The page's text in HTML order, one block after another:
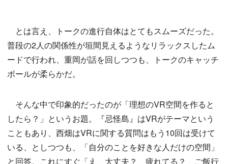
とは言え、トークの進行自体はとてもスムーズだった。
普段の2人の関係性が垣間見えるようなリラックスしたム
ードで行われ、重岡が話を回しつつも、トークのキャッチ
ボールが柔らかだ。
そんな中で印象的だったのが「理想のVR空間を作ると
したら？」というお題。『忌怪島』はVRがテーマという
こともあり、西畑はVRに関する質問はもう10回は受けて
いる、としつつも、「自分のことを好きな人だけの空間」
と回答。これにすぐ「え、大丈夫？ 疲れてる？ ご飯行